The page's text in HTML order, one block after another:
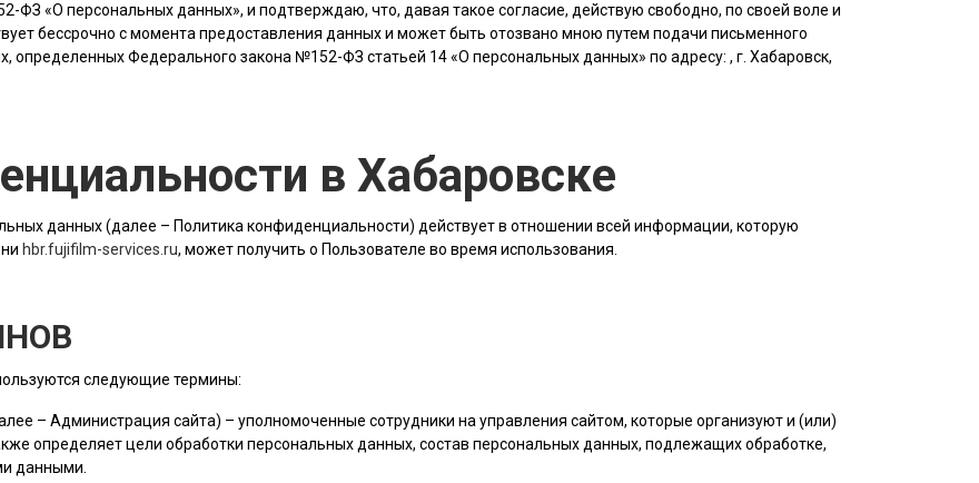
ФЗ «О персональных данных», и подтверждаю, что, давая такое согласие, действую свободно, по своей воле и
бессрочно с момента предоставления данных и может быть отозвано мною путем подачи письменного
определенных Федерального закона №152-ФЗ статьей 14 «О персональных данных» по адресу: , г. Хабаровск,
в Хабаровске
данных (далее – Политика конфиденциальности) действует в отношении всей информации, которую
hbr.fujifilm-services.ru, может получить о Пользователе во время использования.
следующие термины:
– Администрация сайта) – уполномоченные сотрудники на управления сайтом, которые организуют и (или)
определяет цели обработки персональных данных, состав персональных данных, подлежащих обработке,
данными.